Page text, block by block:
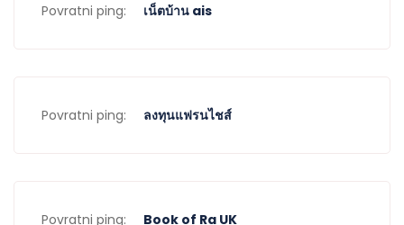
Povratni ping: เน็ตบ้าน ais
Povratni ping: ลงทุนแฟรนไชส์
Povratni ping: Book of Ra UK